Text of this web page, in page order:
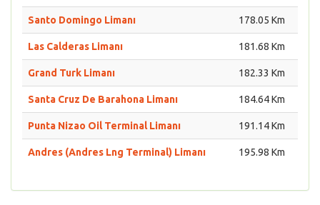
Santo Domingo Limanı 178.05 Km
Las Calderas Limanı 181.68 Km
Grand Turk Limanı 182.33 Km
Santa Cruz De Barahona Limanı 184.64 Km
Punta Nizao Oil Terminal Limanı 191.14 Km
Andres (Andres Lng Terminal) Limanı 195.98 Km